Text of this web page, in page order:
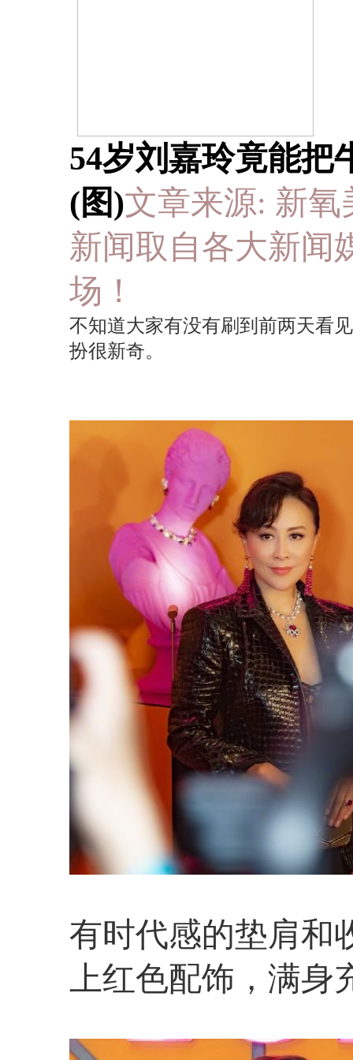
54岁刘嘉玲竟能把
(图)文章来源: 新氧
新闻取自各大新闻
场！
不知道大家有没有刷到前两天看
扮很新奇。
有时代感的垫肩和
上红色配饰，满